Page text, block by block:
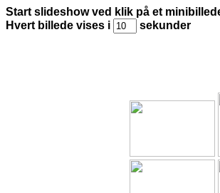
Start slideshow ved klik på et
Hvert billede vises i
sekunder